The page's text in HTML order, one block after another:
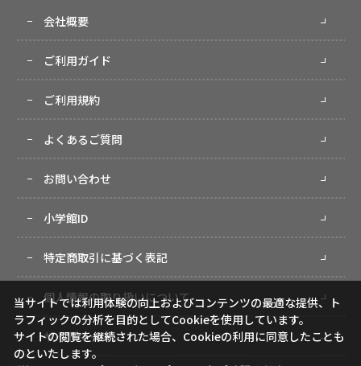
会社概要
ご利用ガイド
ご利用規約
よくあるご質問
お問い合わせ
小学館ID
特定商取引に基づく表記
個人情報の取り扱いについて
サイトマップ
当サイトでは利用体験の向上およびコンテンツの最適な提供、ト
ラフィックの分析を目的としてCookieを使用しています。
サイトの閲覧を継続された場合、Cookieの利用に同意したことも
のといたします。